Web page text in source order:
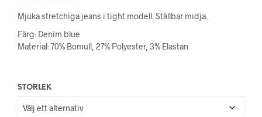
Mjuka stretchiga jeans i tight modell. Ställbar midja.
Färg: Denim blue
Material: 70% Bomull, 27% Polyester, 3% Elastan
STORLEK